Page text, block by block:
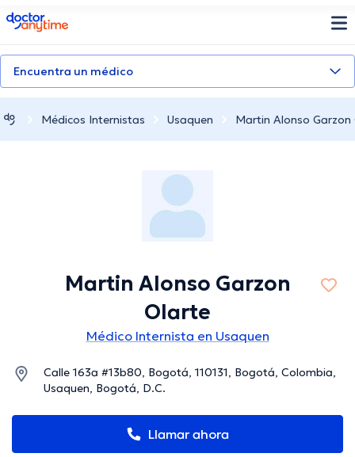
doctoranytime
Encuentra un médico
Médicos Internistas Usaquen Martin Alonso
Martin Alonso Garzon
Olarte
Médico Internista en Usaquen
Calle 163a #13b80, Bogotá, 110131, Bogotá, Colombia,
Usaquen, Bogotá, D.C.
Llamar ahora